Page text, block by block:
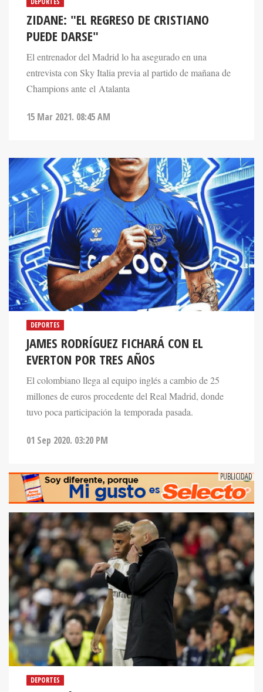
ZIDANE: "EL REGRESO DE CRISTIANO
PUEDE DARSE"
El entrenador del Madrid lo ha asegurado en una
entrevista con Sky Italia previa al partido de mañana de
Champions ante el Atalanta
15 Mar 2021. 08:45 AM
DEPORTES
JAMES RODRÍGUEZ FICHARÁ CON EL
EVERTON POR TRES AÑOS
El colombiano llega al equipo inglés a cambio de 25
millones de euros procedente del Real Madrid, donde
tuvo poca participación la temporada pasada.
01 Sep 2020. 03:20 PM
DEPORTES